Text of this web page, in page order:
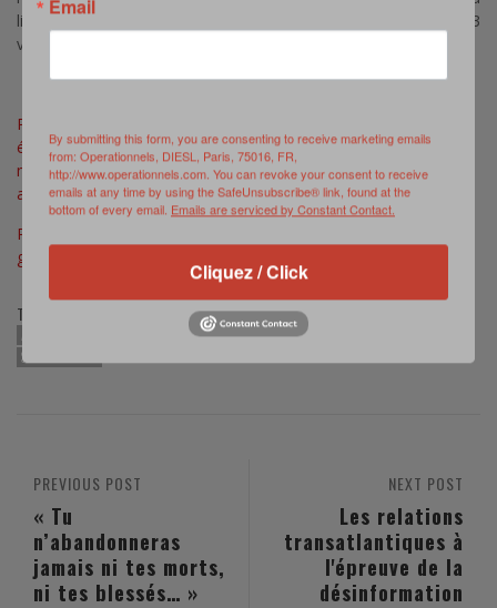
livraison de 4 380 VT4 et l’étape 2 la commande de 103
véhicules sanitaires non protégés.
Pour en savoir plus sur les investissements DSA et LAD, voir
également >>>https://www.defense.gouv.fr/dga/actualites/dga-
modernise-renforce-capacites-forces-matiere-defense-
aerienne-lutte-anti-drones
Photo : évaluation du Serval SCORPION en environnement
grand froid © SIRPA Terre, 2023
TAGS:
DEFENSE SOL AIR DGA LUTTE ANTI-DRONE
SERVAL APPUI
NEXT POST
Les relations
transatlantiques à
l'épreuve de la
désinformation
PREVIOUS POST
« Tu
n’abandonneras
jamais ni tes morts,
ni tes blessés… »
Email
By submitting this form, you are consenting to receive marketing emails
from: Operationnels, DIESL, Paris, 75016, FR,
http://www.operationnels.com. You can revoke your consent to receive
emails at any time by using the SafeUnsubscribe® link, found at the
bottom of every email. Emails are serviced by Constant Contact.
Cliquez / Click